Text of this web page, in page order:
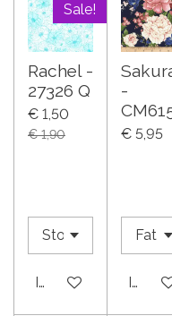
Sale!
Rachel -
27326 Q
€ 1,50
€ 1,90
In winkelwagen
-
€ 5,95
In